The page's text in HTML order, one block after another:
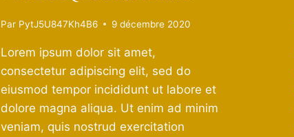
Par PytJ5U847Kh4B6 9 décembre 2020
Lorem ipsum dolor sit amet,
consectetur adipiscing elit, sed do
eiusmod tempor incididunt ut labore et
dolore magna aliqua. Ut enim ad minim
veniam, quis nostrud exercitation